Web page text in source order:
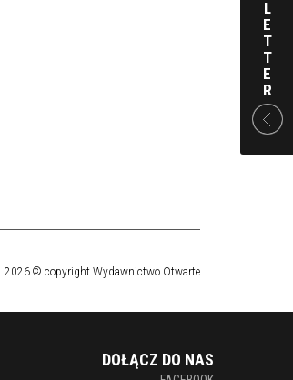
2026 © copyright Wydawnictwo Otwarte
DOŁĄCZ DO NAS
L
E
T
T
E
R